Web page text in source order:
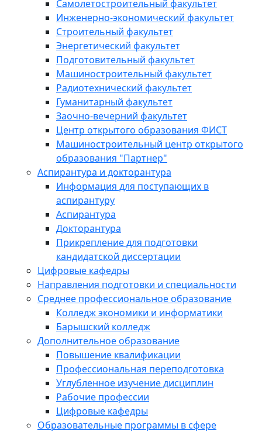
Самолетостроительный факультет
Инженерно-экономический факультет
Строительный факультет
Энергетический факультет
Подготовительный факультет
Машиностроительный факультет
Радиотехнический факультет
Гуманитарный факультет
Заочно-вечерний факультет
Центр открытого образования ФИСТ
Машиностроительный центр открытого
образования "Партнер"
Аспирантура и докторантура
Информация для поступающих в
аспирантуру
Аспирантура
Докторантура
Прикрепление для подготовки
кандидатской диссертации
Цифровые кафедры
Направления подготовки и специальности
Среднее профессиональное образование
Колледж экономики и информатики
Барышский колледж
Дополнительное образование
Повышение квалификации
Профессиональная переподготовка
Углубленное изучение дисциплин
Рабочие профессии
Цифровые кафедры
Образовательные программы в сфере